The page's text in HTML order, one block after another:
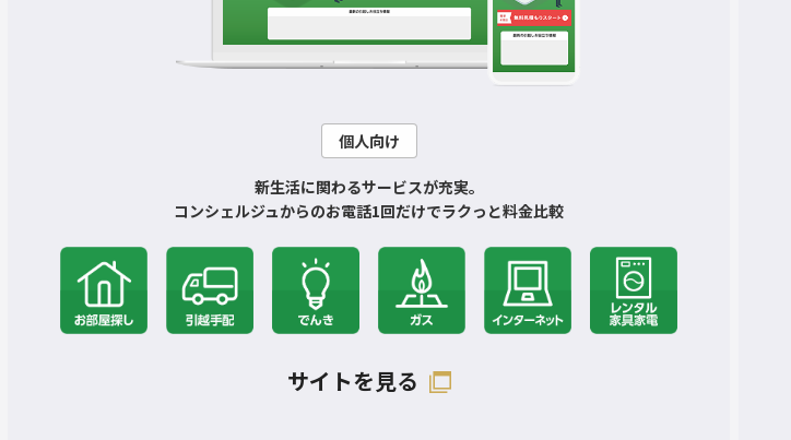
個人向け
新生活に関わるサービスが充実。
コンシェルジュからのお電話1回だけでラクっと料金比較
サイトを見る